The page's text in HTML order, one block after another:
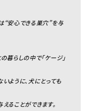
“安心できる巣穴”を与
暮らしの中で「ケージ」
ように、犬にとっても
ることができます。